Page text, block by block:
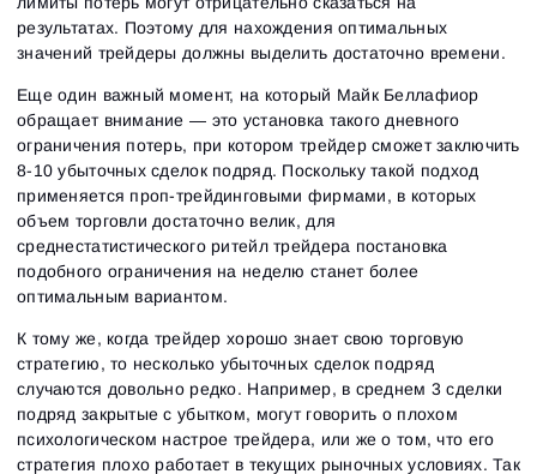
результатах. Поэтому для нахождения оптимальных
значений трейдеры должны выделить достаточно времени.
Еще один важный момент, на который Майк Беллафиор
обращает внимание — это установка такого дневного
ограничения потерь, при котором трейдер сможет заключить
8-10 убыточных сделок подряд. Поскольку такой подход
применяется проп-трейдинговыми фирмами, в которых
объем торговли достаточно велик, для
среднестатистического ритейл трейдера постановка
подобного ограничения на неделю станет более
оптимальным вариантом.
К тому же, когда трейдер хорошо знает свою торговую
стратегию, то несколько убыточных сделок подряд
случаются довольно редко. Например, в среднем 3 сделки
подряд закрытые с убытком, могут говорить о плохом
психологическом настрое трейдера, или же о том, что его
стратегия плохо работает в текущих рыночных условиях. Так